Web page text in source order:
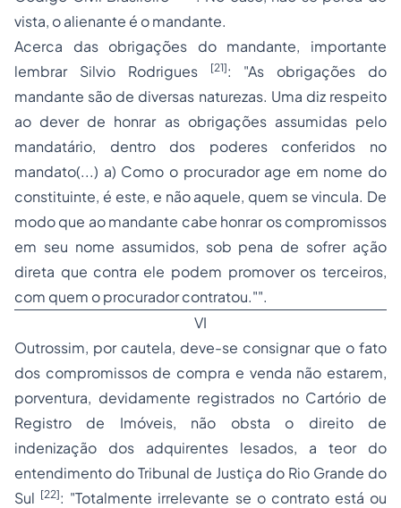
vista, o alienante é o mandante.
Acerca das obrigações do mandante, importante
lembrar Silvio Rodrigues
[21]: "As obrigações do
mandante são de diversas naturezas. Uma diz respeito
ao dever de honrar as obrigações assumidas pelo
mandatário, dentro dos poderes conferidos no
mandato(...) a) Como o procurador age em nome do
constituinte, é este, e não aquele, quem se vincula. De
modo que ao mandante cabe honrar os compromissos
em seu nome assumidos, sob pena de sofrer ação
direta que contra ele podem promover os terceiros,
com quem o procurador contratou."".
VI
Outrossim, por cautela, deve-se consignar que o fato
dos compromissos de compra e venda não estarem,
porventura, devidamente registrados no Cartório de
Registro de Imóveis, não obsta o direito de
indenização dos adquirentes lesados, a teor do
entendimento do Tribunal de Justiça do Rio Grande do
Sul [22]: "Totalmente irrelevante se o contrato está ou